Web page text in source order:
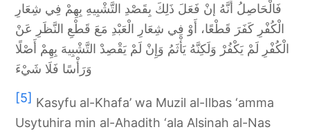
فَالْحَاصِلُ أَنَّهُ إنْ فَعَلَ ذَلِكَ ‌بِقَصْدِ ‌التَّشْبِيهِ بِهِمْ فِي شِعَارِ
الْكُفْرِ كَفَرَ قَطْعًا، أَوْ فِي شِعَارِ الْعَبْدِ مَعَ قَطْعِ النَّظَرِ عَنْ
الْكُفْرِ لَمْ يَكْفُرْ وَلَكِنَّهُ يَأْثَمُ وَإِنْ لَمْ يَقْصِدْ التَّشْبِيهَ بِهِمْ أَصْلًا
وَرَأْسًا فَلَا شَيْءَ
[5] Kasyfu al-Khafa’ wa Muzil al-Ilbas ‘amma
Usytuhira min al-Ahadith ‘ala Alsinah al-Nas